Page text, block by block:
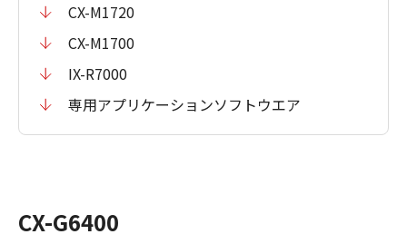
CX-M1720
CX-M1700
IX-R7000
専用アプリケーションソフトウエア
CX-G6400